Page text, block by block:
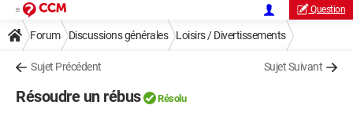
Question
Forum Discussions générales Loisirs / Divertissements
Sujet Précédent Sujet Suivant
Résoudre un rébus Résolu